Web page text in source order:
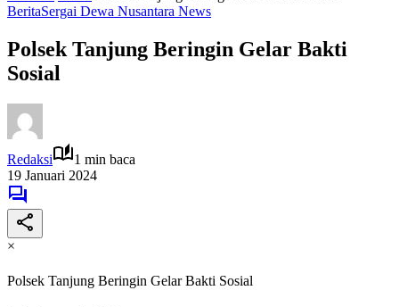
BeritaSergai Dewa Nusantara News
Polsek Tanjung Beringin Gelar Bakti
Sosial
Redaksi
1 min baca
19 Januari 2024
×
Polsek Tanjung Beringin Gelar Bakti Sosial